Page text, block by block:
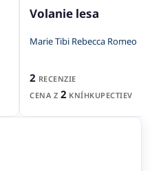
Volanie lesa
Marie Tibi Rebecca Romeo
2 RECENZIE
CENA Z 2 KNÍHKUPECTIEV